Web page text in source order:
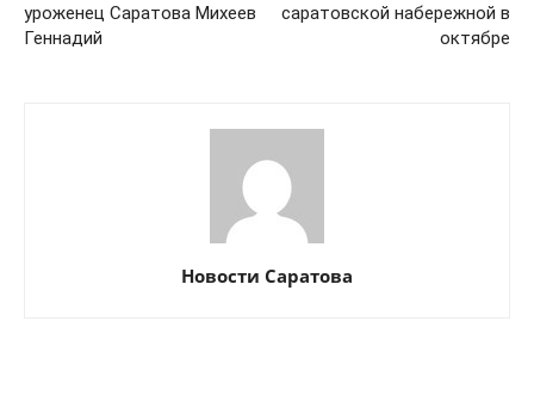
уроженец Саратова Михеев
Геннадий
саратовской набережной в
октябре
Новости Саратова